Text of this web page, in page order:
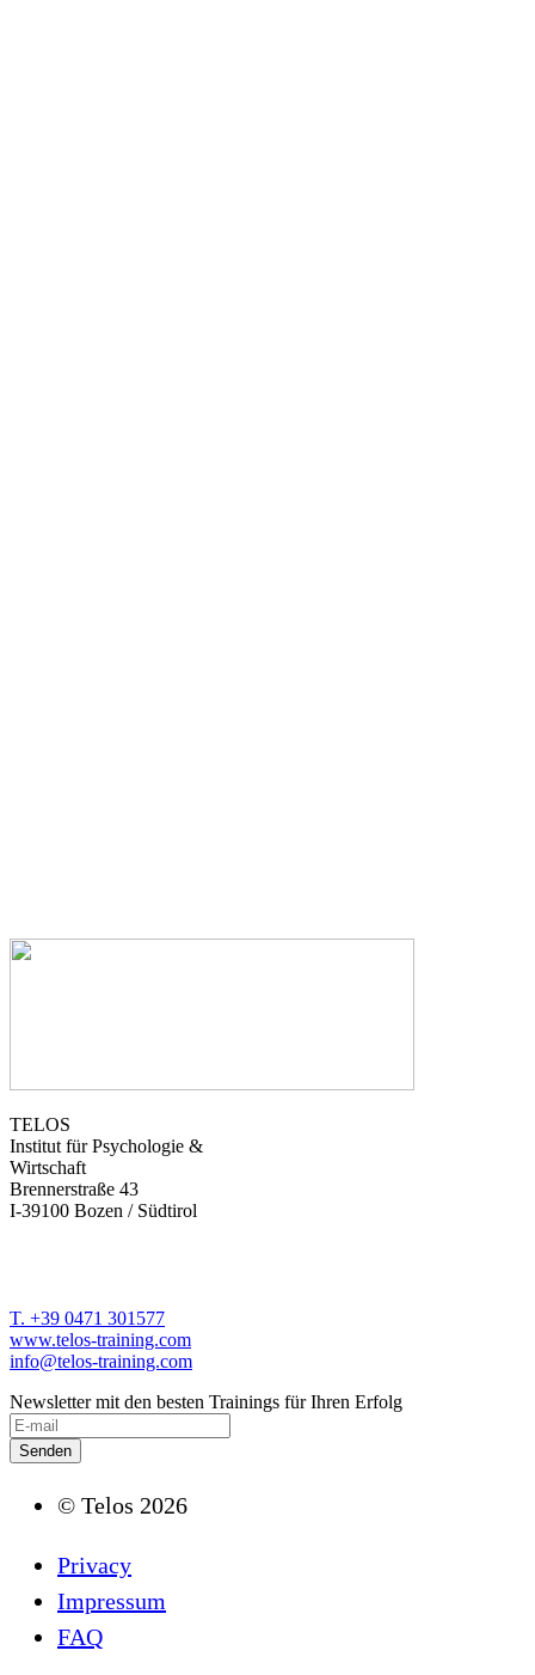
TELOS
Institut für Psychologie &
Wirtschaft
Brennerstraße 43
I-39100 Bozen / Südtirol
T. +39 0471 301577
www.telos-training.com
info@telos-training.com
Newsletter mit den besten Trainings für Ihren Erfolg
© Telos 2026
Privacy
Impressum
FAQ